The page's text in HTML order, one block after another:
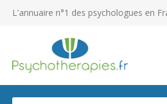
L'annuaire n°1 des psychologues en